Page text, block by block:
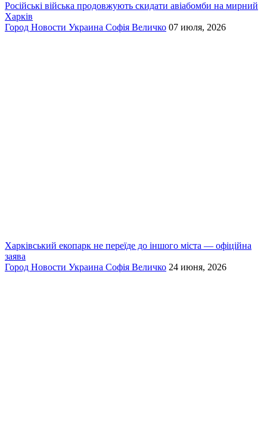
Російські війська продовжують скидати авіабомби на мирний
Харків
Город Новости Украина Софія Величко 07 июля, 2026
Харківський екопарк не переїде до іншого міста — офіційна
заява
Город Новости Украина Софія Величко 24 июня, 2026